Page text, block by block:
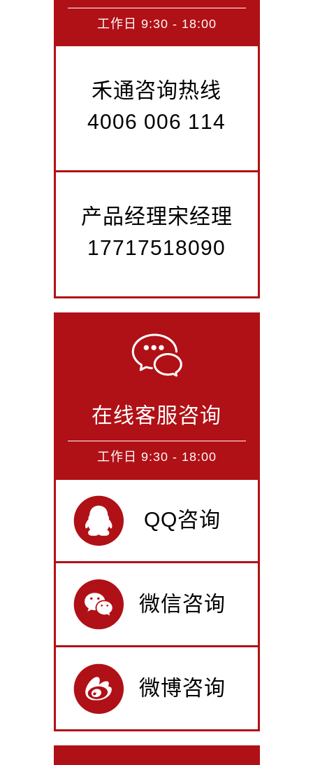
工作日 9:30 - 18:00
禾通咨询热线
4006 006 114
产品经理宋经理
17717518090
在线客服咨询
工作日 9:30 - 18:00
QQ咨询
微信咨询
微博咨询